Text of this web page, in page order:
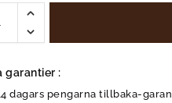
garantier :
dagars pengarna tillbaka-